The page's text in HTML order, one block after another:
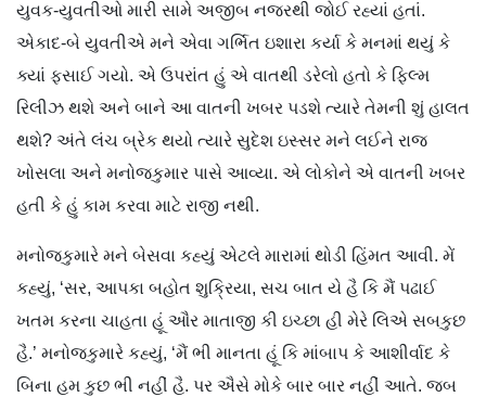
યુવક-યુવતીઓ મારી સામે અજીબ નજરથી જોઈ રહ્યાં હતાં.
એકાદ-બે યુવતીએ મને એવા ગર્ભિત ઇશારા કર્યા કે મનમાં થયું કે
ક્યાં ફસાઈ ગયો. એ ઉપરાંત હું એ વાતથી ડરેલો હતો કે ફિલ્મ
રિલીઝ થશે અને બાને આ વાતની ખબર પડશે ત્યારે તેમની શું હાલત
થશે? અંતે લંચ બ્રેક થયો ત્યારે સુદેશ ઇસ્સર મને લઈને રાજ
ખોસલા અને મનોજકુમાર પાસે આવ્યા. એ લોકોને એ વાતની ખબર
હતી કે હું કામ કરવા માટે રાજી નથી.
મનોજકુમારે મને બેસવા કહ્યું એટલે મારામાં થોડી હિંમત આવી. મેં
કહ્યું, ‘સર, આપકા બહોત શુક્રિયા, સચ બાત યે હૈ કિ મૈં પઢાઈ
ખતમ કરના ચાહતા હૂં ઔર માતાજી કી ઇચ્છા હી મેરે લિએ સબકુછ
હૈ.’ મનોજકુમારે કહ્યું, ‘મૈં ભી માનતા હૂં કિ માંબાપ કે આશીર્વાદ કે
બિના હમ કુછ ભી નહીં હૈ. પર ઐસે મોકે બાર બાર નહીં આતે. જબ